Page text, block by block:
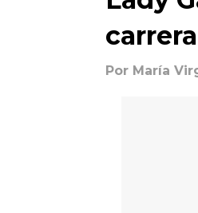
carrera
Por María